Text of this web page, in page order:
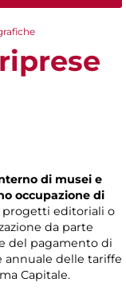
di musei e
occupazione di
progetti editoriali o
da parte
del pagamento di
annuale delle tariffe
Capitale.